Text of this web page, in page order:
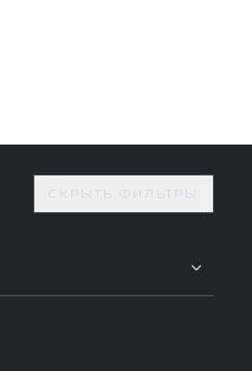
СКРЫТЬ ФИЛЬТРЫ